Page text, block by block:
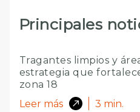
Principales
Tragantes limpios y
estrategia que
zona 18
Leer más
3 min.